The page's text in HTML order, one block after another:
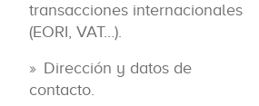
transacciones internacionales
(EORI, VAT…).
Dirección y datos de
contacto.